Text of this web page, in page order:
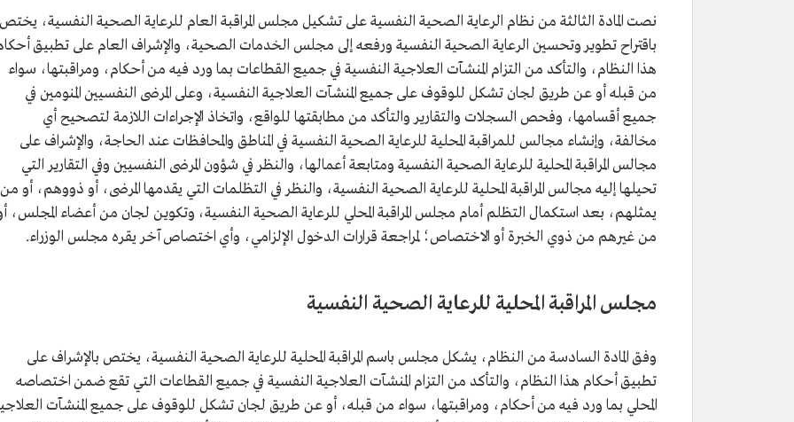
نصت المادة الثالثة من نظام الرعاية الصحية النفسية على تشكيل مجلس المراقبة العام للرعاية الصحية النفسية، يختص
باقتراح تطوير وتحسين الرعاية الصحية النفسية ورفعه إلى مجلس الخدمات الصحية، والإشراف العام على تطبيق
هذا النظام، والتأكد من التزام المنشآت العلاجية النفسية في جميع القطاعات بما ورد فيه من أحكام، ومراقبتها، سواء
من قبله أو عن طريق لجان تشكل للوقوف على جميع المنشآت العلاجية النفسية، وعلى المرضى النفسيين المنومين في
جميع أقسامها، وفحص السجلات والتقارير والتأكد من مطابقتها للواقع، واتخاذ الإجراءات اللازمة لتصحيح أي
مخالفة، وإنشاء مجالس للمراقبة المحلية للرعاية الصحية النفسية في المناطق والمحافظات عند الحاجة، والإشراف على
مجالس المراقبة المحلية للرعاية الصحية النفسية ومتابعة أعمالها، والنظر في شؤون المرضى النفسيين وفي التقارير التي
تحيلها إليه مجالس المراقبة المحلية للرعاية الصحية النفسية، والنظر في التظلمات التي يقدمها المرضى، أو ذووهم، أو من
يمثلهم، بعد استكمال التظلم أمام مجلس المراقبة المحلي للرعاية الصحية النفسية، وتكوين لجان من أعضاء المجلس،
من غيرهم من ذوي الخبرة أو الاختصاص؛ لمراجعة قرارات الدخول الإلزامي، وأي اختصاص آخر يقره مجلس الوزراء.
مجلس المراقبة المحلية للرعاية الصحية النفسية
وفق المادة السادسة من النظام، يشكل مجلس باسم المراقبة المحلية للرعاية الصحية النفسية، يختص بالإشراف على
تطبيق أحكام هذا النظام، والتأكد من التزام المنشآت العلاجية النفسية في جميع القطاعات التي تقع ضمن اختصاصه
المحلي بما ورد فيه من أحكام، ومراقبتها، سواء من قبله، أو عن طريق لجان تشكل للوقوف على جميع المنشآت